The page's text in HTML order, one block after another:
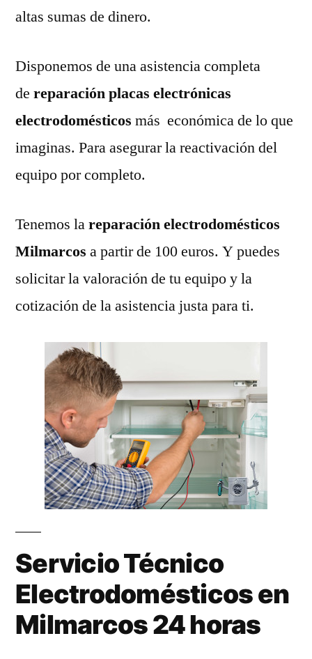
altas sumas de dinero.
Disponemos de una asistencia completa
de reparación placas electrónicas
electrodomésticos más económica de lo que
imaginas. Para asegurar la reactivación del
equipo por completo.
Tenemos lareparación electrodomésticos
Milmarcos a partir de 100 euros. Y puedes
solicitar la valoración de tu equipo y la
cotización de la asistencia justa para ti.
Servicio Técnico
Electrodomésticos en
Milmarcos 24 horas